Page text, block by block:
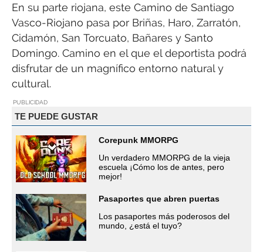
En su parte riojana, este Camino de Santiago
Vasco-Riojano pasa por Briñas, Haro, Zarratón,
Cidamón, San Torcuato, Bañares y Santo
Domingo. Camino en el que el deportista podrá
disfrutar de un magnífico entorno natural y
cultural.
PUBLICIDAD
TE PUEDE GUSTAR
Corepunk MMORPG
Un verdadero MMORPG de la vieja
escuela ¡Cómo los de antes, pero
mejor!
Pasaportes que abren puertas
Los pasaportes más poderosos del
mundo, ¿está el tuyo?